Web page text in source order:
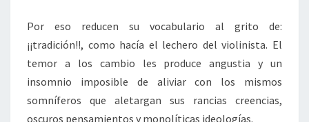
Por eso reducen su vocabulario al grito de:
¡¡tradición!!, como hacía el lechero del violinista. El
temor a los cambio les produce angustia y un
insomnio imposible de aliviar con los mismos
somníferos que aletargan sus rancias creencias,
oscuros pensamientos y monolíticas ideologías.